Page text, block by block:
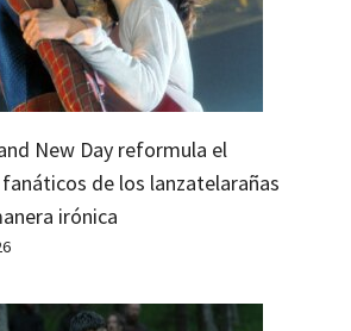
New Day reformula el
fanáticos de los lanzatelarañas
irónica